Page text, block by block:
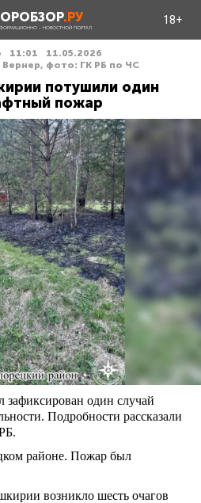
.РУ
- НОВОСТНОЙ ПОРТАЛ
18+
11:01
11.05.2026
Вернер, фото: ГК РБ по ЧС
потушили один
пожар
один случай
Подробности рассказали
районе. Пожар был
возникло шесть очагов